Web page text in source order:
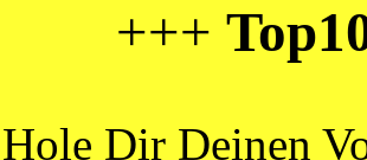
+++
Hole Dir Deinen